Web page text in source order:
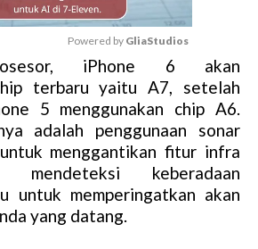
M
u
t
e
Powered by GliaStudios
iPhone 6 akan
terbaru yaitu A7, setelah
5 menggunakan chip A6.
adalah penggunaan sonar
menggantikan fitur infra
keberadaan
untuk memperingatkan akan
yang datang.